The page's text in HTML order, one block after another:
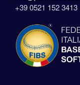
+39 0521 152 3413